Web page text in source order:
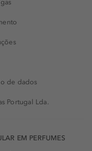
de dados
Portugal Lda.
EM PERFUMES